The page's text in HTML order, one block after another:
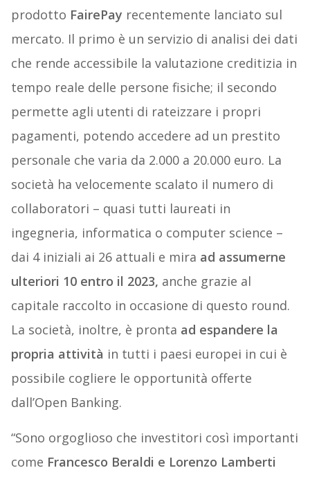
prodotto FairePay recentemente lanciato sul
mercato. Il primo è un servizio di analisi dei dati
che rende accessibile la valutazione creditizia in
tempo reale delle persone fisiche; il secondo
permette agli utenti di rateizzare i propri
pagamenti, potendo accedere ad un prestito
personale che varia da 2.000 a 20.000 euro. La
società ha velocemente scalato il numero di
collaboratori – quasi tutti laureati in
ingegneria, informatica o computer science –
dai 4 iniziali ai 26 attuali e mira ad assumerne
ulteriori 10 entro il 2023, anche grazie al
capitale raccolto in occasione di questo round.
La società, inoltre, è pronta ad espandere la
propria attività in tutti i paesi europei in cui è
possibile cogliere le opportunità offerte
dall’Open Banking.
“Sono orgoglioso che investitori così importanti
come Francesco Beraldi e Lorenzo Lamberti